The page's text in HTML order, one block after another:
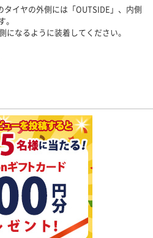
イヤの外側には「OUTSIDE」、内側
になるように装着してください。